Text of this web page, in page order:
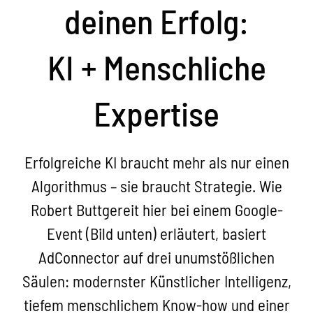
deinen Erfolg:
KI + Menschliche
Expertise
Erfolgreiche KI braucht mehr als nur einen
Algorithmus – sie braucht Strategie. Wie
Robert Buttgereit hier bei einem Google-
Event (Bild unten) erläutert, basiert
AdConnector auf drei unumstößlichen
Säulen: modernster Künstlicher Intelligenz,
tiefem menschlichem Know-how und einer